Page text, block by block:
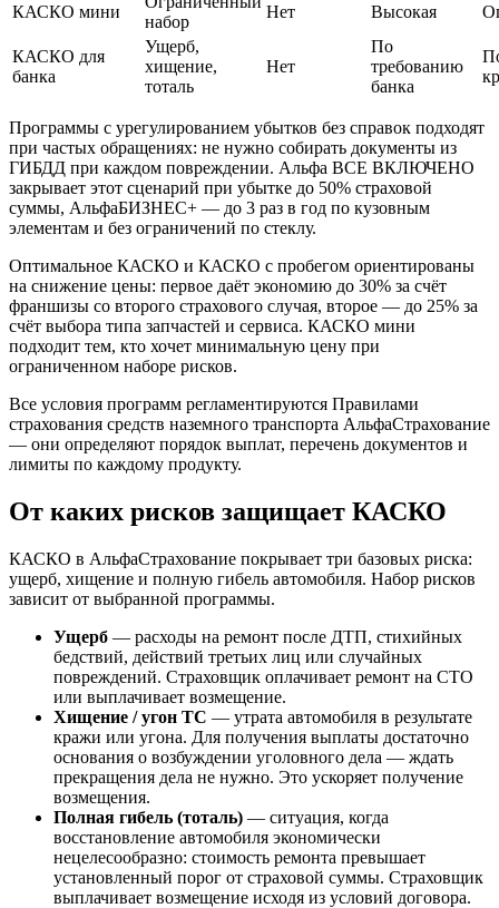
КАСКО мини
набор
Нет Высокая
КАСКО для
банка
Ущерб,
хищение,
тоталь
Нет
По
требованию
банка
Программы с урегулированием убытков без справок подходят
при частых обращениях: не нужно собирать документы из
ГИБДД при каждом повреждении. Альфа ВСЕ ВКЛЮЧЕНО
закрывает этот сценарий при убытке до 50% страховой
суммы, АльфаБИЗНЕС+ — до 3 раз в год по кузовным
элементам и без ограничений по стеклу.
Оптимальное КАСКО и КАСКО с пробегом ориентированы
на снижение цены: первое даёт экономию до 30% за счёт
франшизы со второго страхового случая, второе — до 25% за
счёт выбора типа запчастей и сервиса. КАСКО мини
подходит тем, кто хочет минимальную цену при
ограниченном наборе рисков.
Все условия программ регламентируются Правилами
страхования средств наземного транспорта АльфаСтрахование
— они определяют порядок выплат, перечень документов и
лимиты по каждому продукту.
От каких рисков защищает КАСКО
КАСКО в АльфаСтрахование покрывает три базовых риска:
ущерб, хищение и полную гибель автомобиля. Набор рисков
зависит от выбранной программы.
Ущерб — расходы на ремонт после ДТП, стихийных
бедствий, действий третьих лиц или случайных
повреждений. Страховщик оплачивает ремонт на СТО
или выплачивает возмещение.
Хищение / угон ТС — утрата автомобиля в результате
кражи или угона. Для получения выплаты достаточно
основания о возбуждении уголовного дела — ждать
прекращения дела не нужно. Это ускоряет получение
возмещения.
Полная гибель (тоталь) — ситуация, когда
восстановление автомобиля экономически
нецелесообразно: стоимость ремонта превышает
установленный порог от страховой суммы. Страховщик
выплачивает возмещение исходя из условий договора.